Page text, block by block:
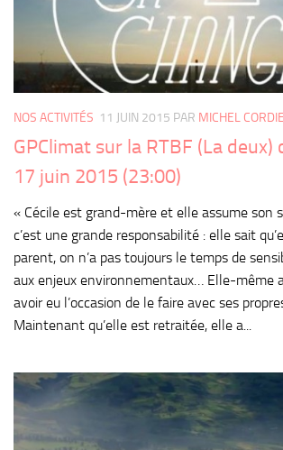
NOS ACTIVITÉS 11 JUIN 2015 PAR MICHEL
GPClimat sur la RTBF (La deux)
17 juin 2015 (23:00)
« Cécile est grand-mère et elle assume son
c’est une grande responsabilité : elle sait
parent, on n’a pas toujours le temps de
aux enjeux environnementaux… Elle-même
avoir eu l’occasion de le faire avec ses
Maintenant qu’elle est retraitée, elle a...